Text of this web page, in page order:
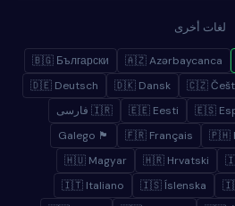
لغات أخرى
🇦🇿 Azərbaycanca
🇧🇬 Български
🇨🇿
🇩🇰 Dansk
🇩🇪 Deutsch
🇪🇸
🇪🇪 Eesti
🇮🇷 فارسی
🇵🇭
🇫🇷 Français
🏴 Galego
🇭🇷 Hrvatski
🇭🇺 Magyar
🇮🇸 Íslenska
🇮🇹 Italiano